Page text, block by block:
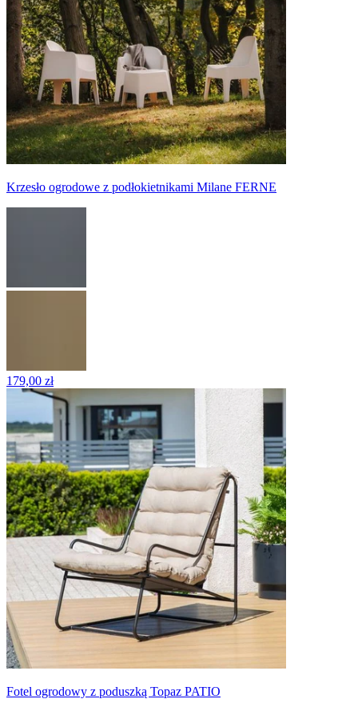
Krzesło ogrodowe z podłokietnikami Milane FERNE
179,00 zł
Fotel ogrodowy z poduszką Topaz PATIO